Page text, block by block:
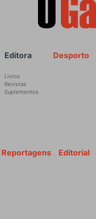
Rodapé Desporto
Editora
Livros
Revistas
Suplementos
Editorial
Reportagens